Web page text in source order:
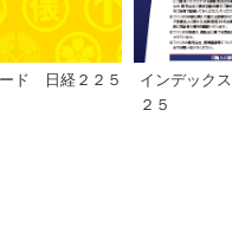
ンデックスファ
インデック